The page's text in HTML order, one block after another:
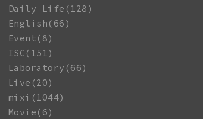
Daily Life(128)
English(66)
Event(8)
ISC(151)
Laboratory(66)
Live(20)
mixi(1044)
Movie(6)